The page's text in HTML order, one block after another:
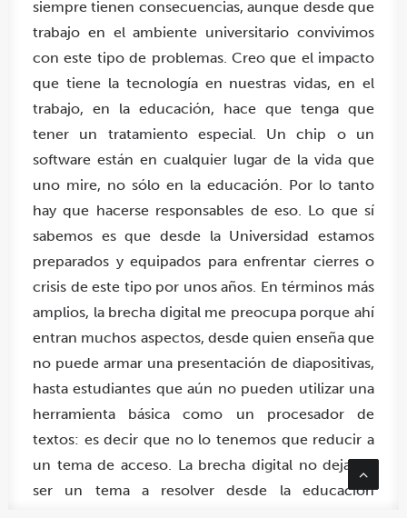
siempre tienen consecuencias, aunque desde que
trabajo en el ambiente universitario convivimos
con este tipo de problemas. Creo que el impacto
que tiene la tecnología en nuestras vidas, en el
trabajo, en la educación, hace que tenga que
tener un tratamiento especial. Un chip o un
software están en cualquier lugar de la vida que
uno mire, no sólo en la educación. Por lo tanto
hay que hacerse responsables de eso. Lo que sí
sabemos es que desde la Universidad estamos
preparados y equipados para enfrentar cierres o
crisis de este tipo por unos años. En términos más
amplios, la brecha digital me preocupa porque ahí
entran muchos aspectos, desde quien enseña que
no puede armar una presentación de diapositivas,
hasta estudiantes que aún no pueden utilizar una
herramienta básica como un procesador de
textos: es decir que no lo tenemos que reducir a
un tema de acceso. La brecha digital no deja de
ser un tema a resolver desde la educación